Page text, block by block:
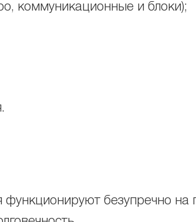
коммуникационные и блоки);
функционируют безупречно на